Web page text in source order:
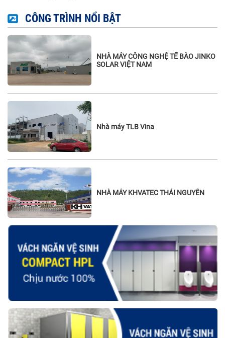
CÔNG TRÌNH NỔI BẬT
NHÀ MÁY CÔNG NGHỆ TẾ BÀO JINKO
SOLAR VIỆT NAM
Nhà máy TLB Vina
NHÀ MÁY KHVATEC THÁI NGUYÊN